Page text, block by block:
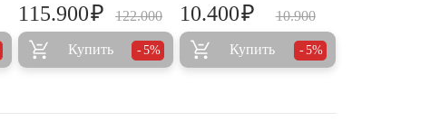
122.000
115.900₽
Купить 5%
10.900
10.400₽
Купить 5%